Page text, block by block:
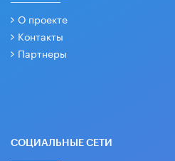
О проекте
Контакты
Партнеры
СОЦИАЛЬНЫЕ СЕТИ